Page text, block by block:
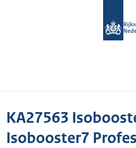
KA27563
Isobooster7